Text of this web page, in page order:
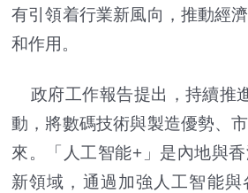
有引領着行業新風向，推動經
和作用。
政府工作報告提出，持續推
動，將數碼技術與製造優勢、
來。「人工智能+」是內地與
新領域，通過加強人工智能